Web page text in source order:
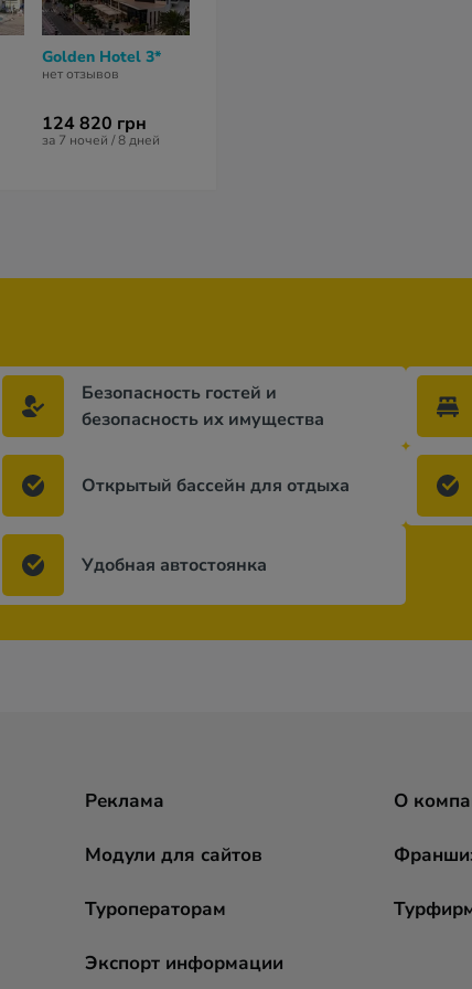
Golden Hotel 3*
нет отзывов
124 820 грн
за 7 ночей / 8 дней
Безопасность гостей и
безопасность их имущества
Открытый бассейн для отдыха
Удобная автостоянка
Реклама
Модули для сайтов
Туроператорам
Экспорт информации
О